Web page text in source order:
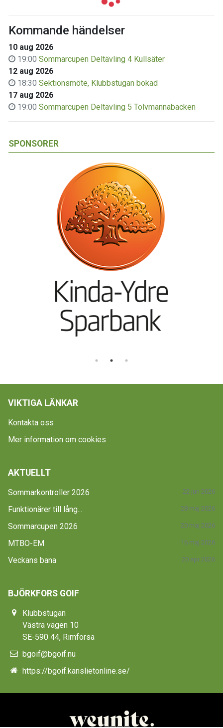
Kommande händelser
10 aug 2026
19:00 Sommarcupen Deltävling 4 Kullsäter
12 aug 2026
18:30 Sektionsmöte, Klubbstugan bokad
17 aug 2026
19:00 Sommarcupen Deltävling 5 Tolvmannabacken
SPONSORER
VIKTIGA LÄNKAR
Kontakta oss
Mer information om cookies
AKTUELLT
Sommarkontroller 2026 22 jun 2026
Funktionärer till lång... 28 maj 2026
Sommarcupen 2026 20 maj 2026
MTBO-EM 16 maj 2026
Veckans bana 20 apr 2026
BJÖRKFORS GOIF
Klubbstugan
Västra vägen 10
SE-590 44, Rimforsa
bgoif@bgoif.nu
https://bgoif.kanslietonline.se/